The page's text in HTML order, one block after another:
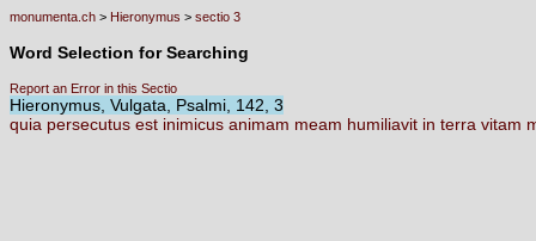
monumenta.ch > Hieronymus > sectio 3
Word Selection for Searching
Report an Error in this Sectio
Hieronymus, Vulgata, Psalmi, 142, 3
quia persecutus est inimicus animam meam humiliavit in terra vitam